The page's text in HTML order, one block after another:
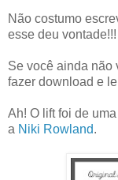
Não costumo
esse deu
Se você ainda não
fazer download e
Ah! O lift foi de
a Niki Rowland.